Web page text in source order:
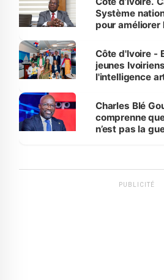
Système
pour améliorer
Côte d'Ivoire -
jeunes
l'intelligence
Charles Blé
comprenne
n’est pas la
PUBLICITÉ